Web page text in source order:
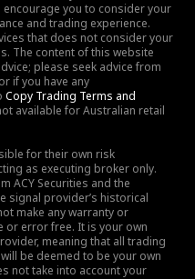
you to consider your
and trading experience.
that does not consider your
The content of this website
please seek advice from
if you have any
Copy Trading Terms and
available for Australian retail
for their own risk
as executing broker only.
ACY Securities and the
signal provider’s historical
make any warranty or
or error free. It is your own
meaning that all trading
be deemed to be your own
not take into account your